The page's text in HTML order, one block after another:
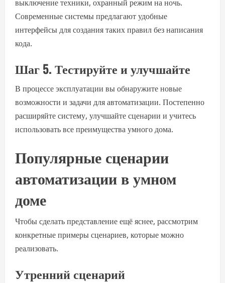
выключение техники, охранный режим на ночь.
Современные системы предлагают удобные
интерфейсы для создания таких правил без написания
кода.
Шаг 5. Тестируйте и улучшайте
В процессе эксплуатации вы обнаружите новые
возможности и задачи для автоматизации. Постепенно
расширяйте систему, улучшайте сценарии и учитесь
использовать все преимущества умного дома.
Популярные сценарии
автоматизации в умном
доме
Чтобы сделать представление ещё яснее, рассмотрим
конкретные примеры сценариев, которые можно
реализовать.
Утренний сценарий